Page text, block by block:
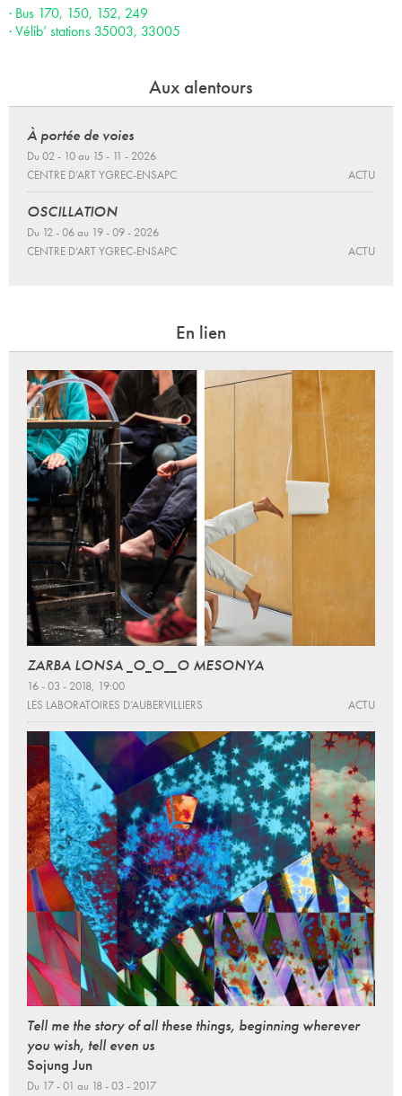
· Bus 170, 150, 152, 249
· Vélib’ stations 35003, 33005
Aux alentours
À portée de voies
Du 02 - 10 au 15 - 11 - 2026
CENTRE D’ART YGREC-ENSAPC
ACTU
OSCILLATION
Du 12 - 06 au 19 - 09 - 2026
CENTRE D’ART YGREC-ENSAPC
ACTU
En lien
ZARBA LONSA _O_O__O MESONYA
16 - 03 - 2018, 19:00
LES LABORATOIRES D’AUBERVILLIERS
ACTU
Tell me the story of all these things, beginning wherever
you wish, tell even us
Sojung Jun
Du 17 - 01 au 18 - 03 - 2017